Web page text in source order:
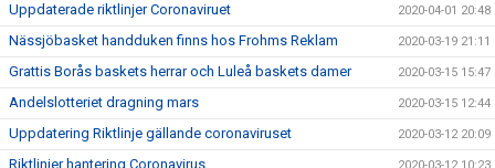
Uppdaterade riktlinjer Coronaviruet 2020-04-01 20:48
Nässjöbasket handduken finns hos Frohms Reklam 2020-03-19 21:11
Grattis Borås baskets herrar och Luleå baskets damer 2020-03-15 15:47
Andelslotteriet dragning mars 2020-03-15 12:44
Uppdatering Riktlinje gällande coronaviruset 2020-03-12 20:09
Riktlinjer hantering Coronavirus